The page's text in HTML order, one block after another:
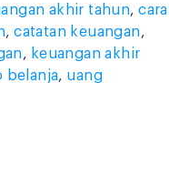
in
akhir tahun,cara
,catatan keuangan,
, keuangan akhir
belanja, uang